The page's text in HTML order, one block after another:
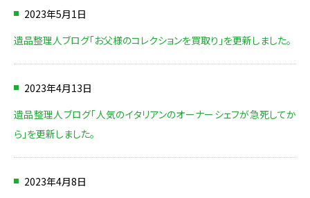
2023年5月1日
遺品整理人ブログ「お父様のコレクションを買取り」を更新しました。
2023年4月13日
遺品整理人ブログ「人気のイタリアンのオーナーシェフが急死してか
ら」を更新しました。
2023年4月8日